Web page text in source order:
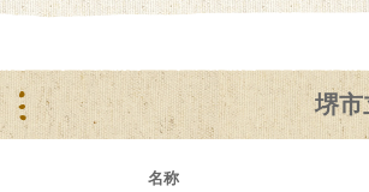
堺
名称